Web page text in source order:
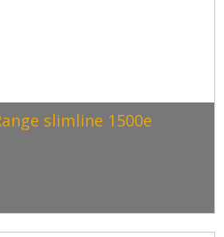
slimline 1500e